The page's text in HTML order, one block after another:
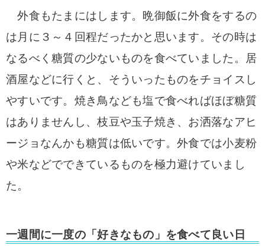
外食もたまにはします。晩御飯に外食をするの
は月に３～４回程だったかと思います。その時は
なるべく糖質の少ないものを食べていました。居
酒屋などに行くと、そういったものをチョイスし
やすいです。焼き鳥なども塩で食べればほぼ糖質
はありませんし、枝豆や玉子焼き、お洒落なアヒ
ージョなんかも糖質は低いです。外食では小麦粉
や米などでできているものを極力避けていまし
た。
一週間に一度の「好きなもの」を食べて良い日